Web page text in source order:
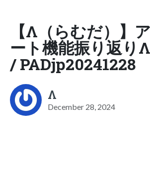
【Λ（らむだ）】
ート機能振り返り
/ PADjp20241228
Λ
December 28, 2024